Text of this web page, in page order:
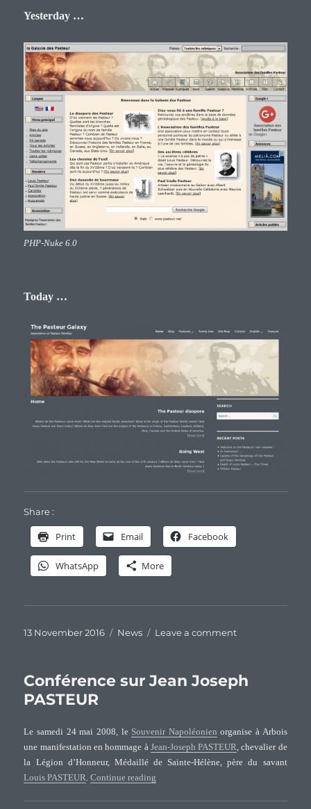
Yesterday …
PHP-Nuke 6.0
Today …
Share :
Print Email Facebook
WhatsApp More
Posted
13 November 2016 Categories
News Leave a commenton
…
Conférence sur Jean Joseph
PASTEUR
Le samedi 24 mai 2008, le Souvenir Napoléonien organise à Arbois
une manifestation en hommage à Jean-Joseph PASTEUR , chevalier de
la Légion d’Honneur, Médaillé de Sainte-Hélène, père du savant
Louis PASTEUR .Continue reading